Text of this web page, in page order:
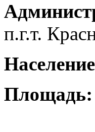
п.г.т.
Площадь: